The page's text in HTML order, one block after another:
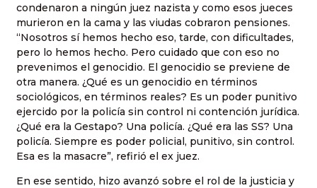
condenaron a ningún juez nazista y como esos jueces
murieron en la cama y las viudas cobraron pensiones.
“Nosotros sí hemos hecho eso, tarde, con dificultades,
pero lo hemos hecho. Pero cuidado que con eso no
prevenimos el genocidio. El genocidio se previene de
otra manera. ¿Qué es un genocidio en términos
sociológicos, en términos reales? Es un poder punitivo
ejercido por la policía sin control ni contención jurídica.
¿Qué era la Gestapo? Una policía. ¿Qué era las SS? Una
policía. Siempre es poder policial, punitivo, sin control.
Esa es la masacre”, refirió el ex juez.
En ese sentido, hizo avanzó sobre el rol de la justicia y